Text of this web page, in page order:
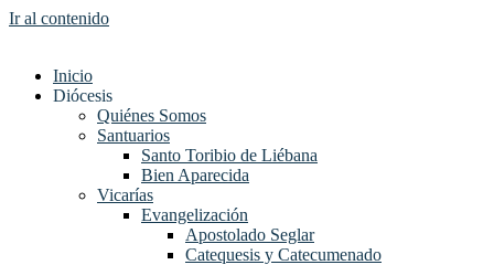
Ir al contenido
Inicio
Diócesis
Quiénes Somos
Santuarios
Santo Toribio de Liébana
Bien Aparecida
Vicarías
Evangelización
Apostolado Seglar
Catequesis y Catecumenado